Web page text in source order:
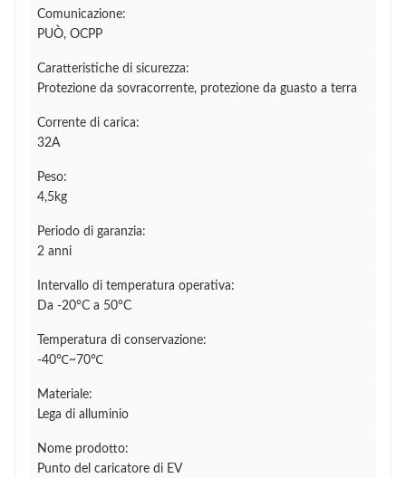
Comunicazione:
PUÒ, OCPP
Caratteristiche di sicurezza:
Protezione da sovracorrente, protezione da guasto a terra
Corrente di carica:
32A
Peso:
4,5kg
Periodo di garanzia:
2 anni
Intervallo di temperatura operativa:
Da -20°C a 50°C
Temperatura di conservazione:
-40℃~70℃
Materiale:
Lega di alluminio
Nome prodotto:
Punto del caricatore di EV